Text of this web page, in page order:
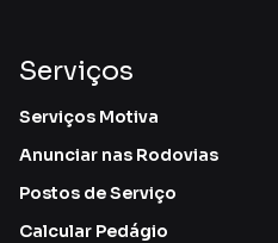
Serviços
Serviços Motiva
Anunciar nas Rodovias
Postos de Serviço
Calcular Pedágio